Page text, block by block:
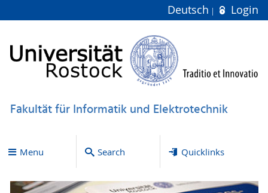
Deutsch Login
Fakultät für Informatik und Elektrotechnik
Menu Search Quicklinks